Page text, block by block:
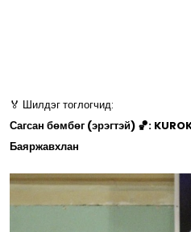
🏅 Шилдэг тоглогчид:
Сагсан бөмбөг (эрэгтэй) 🏀:
Баяржавхлан